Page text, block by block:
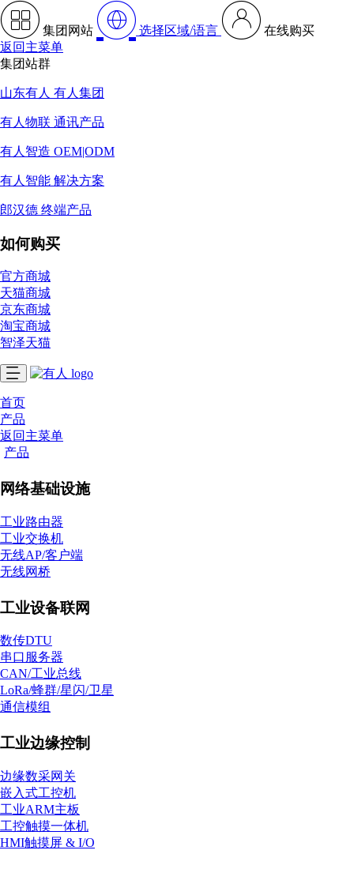
集团网站 选择区域/语言
在线购买
返回主菜单
集团站群
山东有人 有人集团
有人物联 通讯产品
有人智造 OEM|ODM
有人智能 解决方案
郎汉德 终端产品
如何购买
官方商城
天猫商城
京东商城
淘宝商城
智泽天猫
首页
产品
返回主菜单
产品
网络基础设施
工业路由器
工业交换机
无线AP/客户端
无线网桥
工业设备联网
数传DTU
串口服务器
CAN/工业总线
LoRa/蜂群/星闪/卫星
通信模组
工业边缘控制
边缘数采网关
嵌入式工控机
工业ARM主板
工控触摸一体机
HMI触摸屏 & I/O